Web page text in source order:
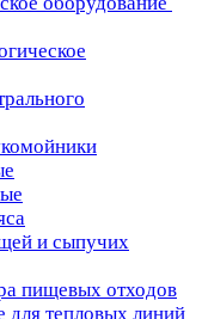
и сыпучих
пищевых отходов
тепловых линий